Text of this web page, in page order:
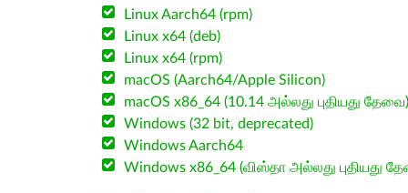
Linux Aarch64 (rpm)
Linux x64 (deb)
Linux x64 (rpm)
macOS (Aarch64/Apple Silicon)
macOS x86_64 (10.14 அல்லது புதியது தேவை)
Windows (32 bit, deprecated)
Windows Aarch64
Windows x86_64 (விஸ்தா அல்லது புதியது